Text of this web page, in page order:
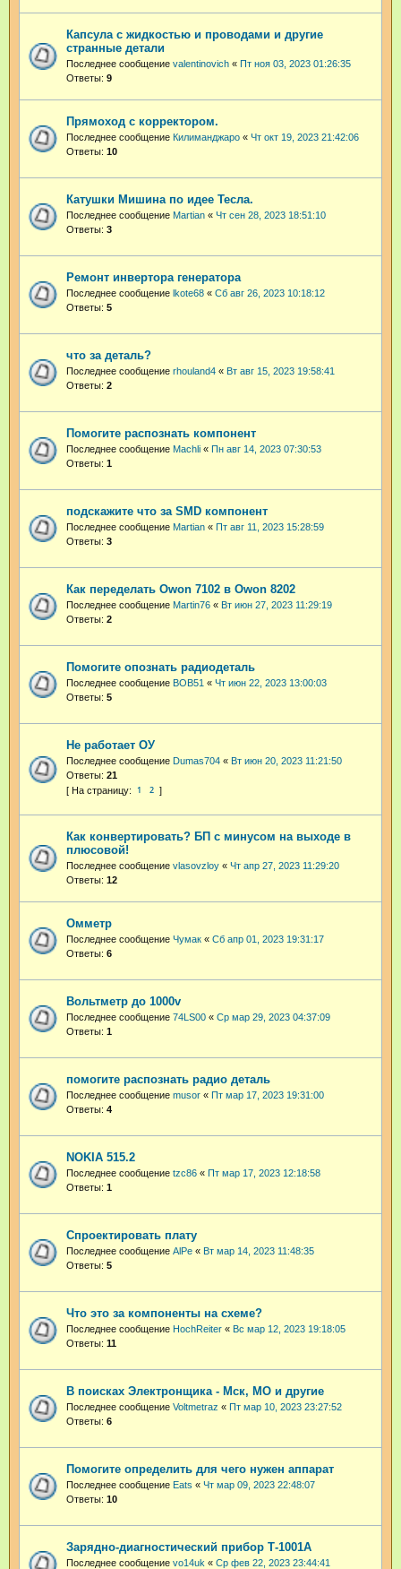
Капсула с жидкостью и проводами и другие
странные детали
Последнее сообщение valentinovich « Пт ноя 03, 2023 01:26:35
Ответы: 9
Прямоход с корректором.
Последнее сообщение Килиманджаро « Чт окт 19, 2023 21:42:06
Ответы: 10
Катушки Мишина по идее Тесла.
Последнее сообщение Martian « Чт сен 28, 2023 18:51:10
Ответы: 3
Ремонт инвертора генератора
Последнее сообщение lkote68 « Сб авг 26, 2023 10:18:12
Ответы: 5
что за деталь?
Последнее сообщение rhouland4 « Вт авг 15, 2023 19:58:41
Ответы: 2
Помогите распознать компонент
Последнее сообщение Machli « Пн авг 14, 2023 07:30:53
Ответы: 1
подскажите что за SMD компонент
Последнее сообщение Martian « Пт авг 11, 2023 15:28:59
Ответы: 3
Как переделать Owon 7102 в Owon 8202
Последнее сообщение Martin76 « Вт июн 27, 2023 11:29:19
Ответы: 2
Помогите опознать радиодеталь
Последнее сообщение BOB51 « Чт июн 22, 2023 13:00:03
Ответы: 5
Не работает ОУ
Последнее сообщение Dumas704 « Вт июн 20, 2023 11:21:50
Ответы: 21
1 2
Как конвертировать? БП с минусом на выходе в
плюсовой!
Последнее сообщение vlasovzloy « Чт апр 27, 2023 11:29:20
Ответы: 12
Омметр
Последнее сообщение Чумак « Сб апр 01, 2023 19:31:17
Ответы: 6
Вольтметр до 1000v
Последнее сообщение 74LS00 « Ср мар 29, 2023 04:37:09
Ответы: 1
помогите распознать радио деталь
Последнее сообщение musor « Пт мар 17, 2023 19:31:00
Ответы: 4
NOKIA 515.2
Последнее сообщение tzc86 « Пт мар 17, 2023 12:18:58
Ответы: 1
Спроектировать плату
Последнее сообщение AlPe « Вт мар 14, 2023 11:48:35
Ответы: 5
Что это за компоненты на схеме?
Последнее сообщение HochReiter « Вс мар 12, 2023 19:18:05
Ответы: 11
В поисках Электронщика - Мск, МО и другие
Последнее сообщение Voltmetraz « Пт мар 10, 2023 23:27:52
Ответы: 6
Помогите определить для чего нужен аппарат
Последнее сообщение Eats « Чт мар 09, 2023 22:48:07
Ответы: 10
Зарядно-диагностический прибор Т-1001А
Последнее сообщение vo14uk « Ср фев 22, 2023 23:44:41